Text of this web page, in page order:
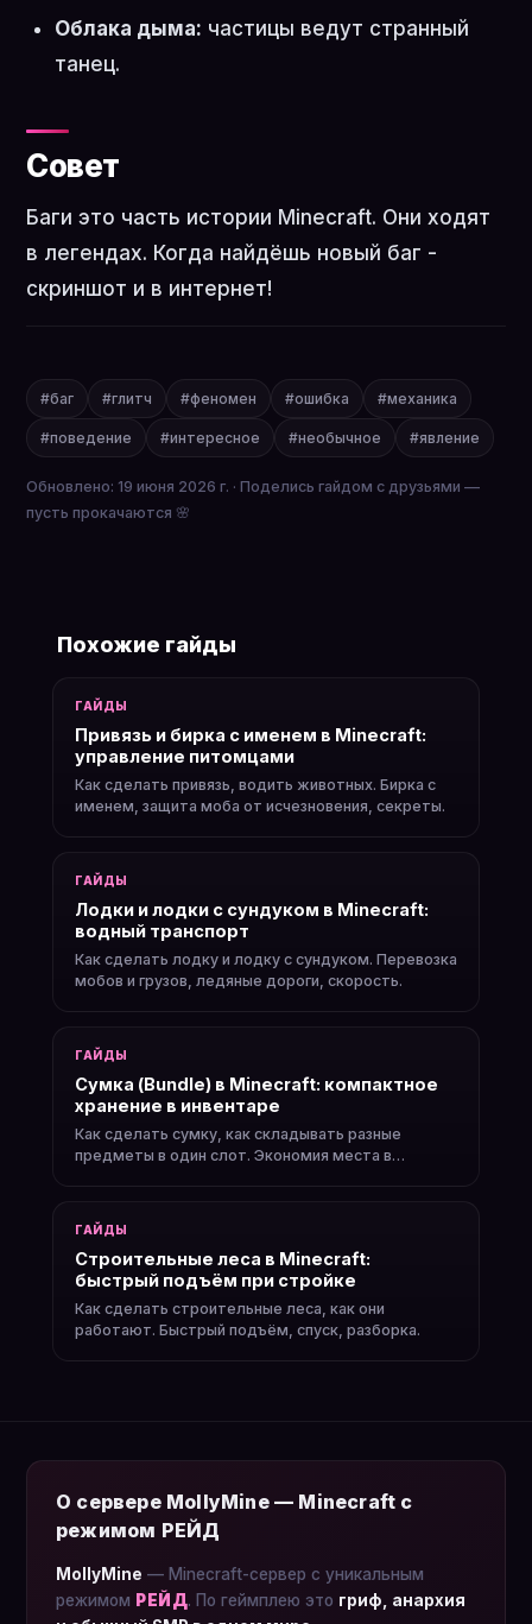
Облака дыма: частицы ведут странный
танец.
Совет
Баги это часть истории Minecraft. Они ходят
в легендах. Когда найдёшь новый баг -
скриншот и в интернет!
#баг #глитч #феномен #ошибка #механика
#поведение #интересное #необычное #явление
Обновлено: 19 июня 2026 г. · Поделись гайдом с друзьями —
пусть прокачаются 🌸
Похожие гайды
ГАЙДЫ
Привязь и бирка с именем в Minecraft:
управление питомцами
Как сделать привязь, водить животных. Бирка с
именем, защита моба от исчезновения, секреты.
ГАЙДЫ
Лодки и лодки с сундуком в Minecraft:
водный транспорт
Как сделать лодку и лодку с сундуком. Перевозка
мобов и грузов, ледяные дороги, скорость.
ГАЙДЫ
Сумка (Bundle) в Minecraft: компактное
хранение в инвентаре
Как сделать сумку, как складывать разные
предметы в один слот. Экономия места в
ГАЙДЫ
Строительные леса в Minecraft:
быстрый подъём при стройке
Как сделать строительные леса, как они
работают. Быстрый подъём, спуск, разборка.
О сервере MollyMine — Minecraft с
режимом РЕЙД
MollyMine — Minecraft-сервер с уникальным
режимом РЕЙД. По геймплею это гриф, анархия